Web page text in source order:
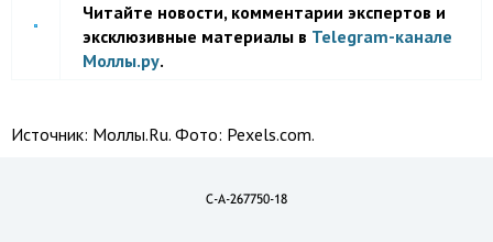
Читайте новости, комментарии экспертов и
эксклюзивные материалы в Telegram-канале
Моллы.ру.
Источник: Моллы.Ru. Фото: Pexels.com.
C-A-267750-18